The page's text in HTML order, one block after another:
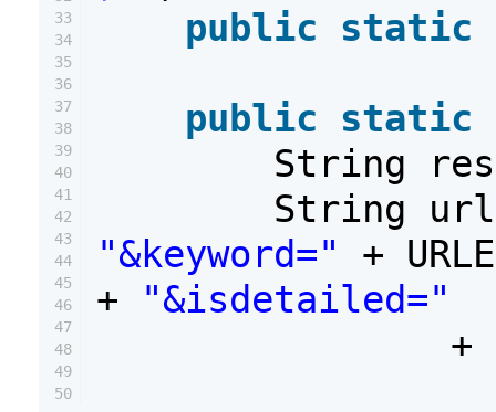
33
34
35
36
37
38
39
40
41
42
43
44
45
46
47
48
49
50
public static
public static
String
String
"&keyword="
+
+
"&isdetailed="
+